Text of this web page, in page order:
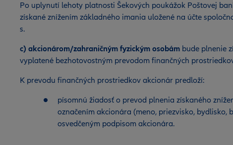
Po uplynutí lehoty platnosti Šekových poukážok Poštovej
získané znížením základného imania uložené na účte
s.
c) akcionárom/zahraničným fyzickým osobám bude plnenie
vyplatené bezhotovostným prevodom finančných
K prevodu finančných prostriedkov akcionár predloží:
písomnú žiadosť o prevod plnenia získaného
označením akcionára (meno, priezvisko, bydlisko,
osvedčeným podpisom akcionára.